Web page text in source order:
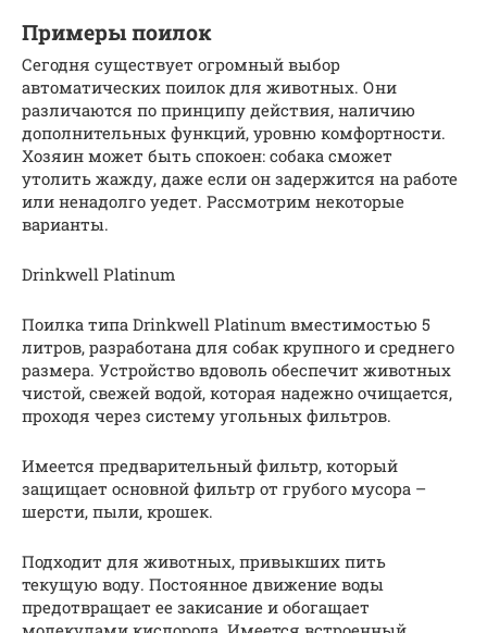
Примеры поилок
Сегодня существует огромный выбор
автоматических поилок для животных. Они
различаются по принципу действия, наличию
дополнительных функций, уровню комфортности.
Хозяин может быть спокоен: собака сможет
утолить жажду, даже если он задержится на работе
или ненадолго уедет. Рассмотрим некоторые
варианты.
Drinkwell Platinum
Поилка типа Drinkwell Platinum вместимостью 5
литров, разработана для собак крупного и среднего
размера. Устройство вдоволь обеспечит животных
чистой, свежей водой, которая надежно очищается,
проходя через систему угольных фильтров.
Имеется предварительный фильтр, который
защищает основной фильтр от грубого мусора –
шерсти, пыли, крошек.
Подходит для животных, привыкших пить
текущую воду. Постоянное движение воды
предотвращает ее закисание и обогащает